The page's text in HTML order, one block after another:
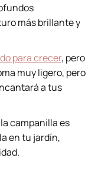
más brillante y
para crecer, pero
muy ligero, pero
a tus
campanilla es
en tu jardín,